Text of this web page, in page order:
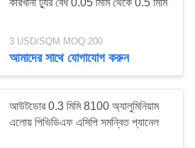
কারখানা ট্যুর বেধ 0.05 মিমি থেকে 0.5 মিমি
3 USD/SQM MOQ:200
আমাদের সাথে যোগাযোগ করুন
আউটডোর 0.3 মিমি 8100 অ্যালুমিনিয়াম
এলোয় পিভিডিএফ এসিপি সমন্বিত প্যানেল